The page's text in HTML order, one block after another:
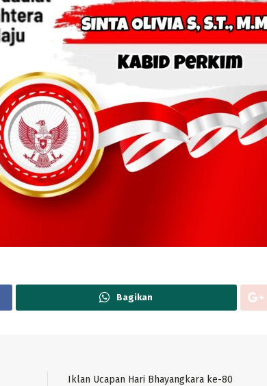
Bagikan
Iklan Ucapan Hari Bhayangkara ke-80